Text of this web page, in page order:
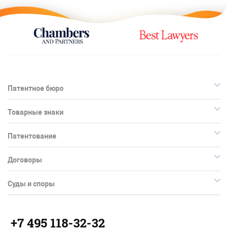
Патентное бюро
Товарные знаки
Патентование
Договоры
Суды и споры
+7 495 118-32-32